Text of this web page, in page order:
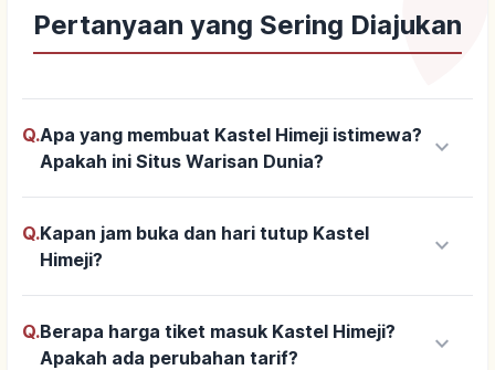
Pertanyaan yang Sering Diajukan
Q.Apa yang membuat Kastel Himeji istimewa?
Apakah ini Situs Warisan Dunia?
keyboard_arrow_down
Q.Kapan jam buka dan hari tutup Kastel
Himeji?
keyboard_arrow_down
Q.Berapa harga tiket masuk Kastel Himeji?
Apakah ada perubahan tarif?
keyboard_arrow_down